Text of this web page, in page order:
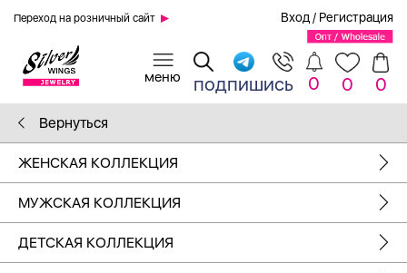
Переход на розничный сайт Вход / Регистрация
подпишись 0 0 0
Вернуться
ЖЕНСКАЯ КОЛЛЕКЦИЯ
МУЖСКАЯ КОЛЛЕКЦИЯ
ДЕТСКАЯ КОЛЛЕКЦИЯ